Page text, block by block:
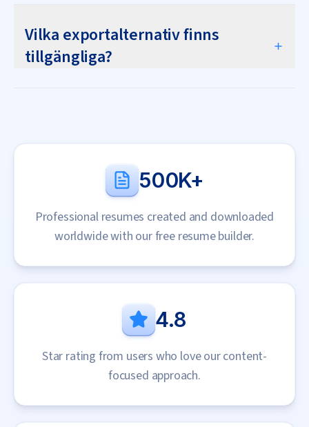
Vilka exportalternativ finns
tillgängliga?
500K+
Professional resumes created and downloaded
worldwide with our free resume builder.
4.8
Star rating from users who love our content-
focused approach.